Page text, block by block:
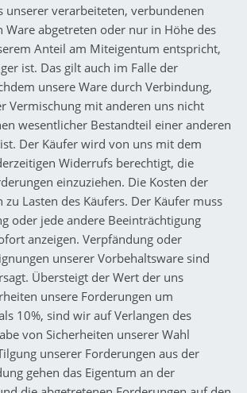
unserer verarbeiteten, verbundenen
Ware abgetreten oder nur in Höhe des
Anteil am Miteigentum entspricht,
ist. Das gilt auch im Falle der
unsere Ware durch Verbindung,
Vermischung mit anderen uns nicht
wesentlicher Bestandteil einer anderen
Der Käufer wird von uns mit dem
Widerrufs berechtigt, die
einzuziehen. Die Kosten der
zu Lasten des Käufers. Der Käufer muss
oder jede andere Beeinträchtigung
anzeigen. Verpfändung oder
unserer Vorbehaltsware sind
Übersteigt der Wert der uns
unsere Forderungen um
10%, sind wir auf Verlangen des
von Sicherheiten unserer Wahl
unserer Forderungen aus der
gehen das Eigentum an der